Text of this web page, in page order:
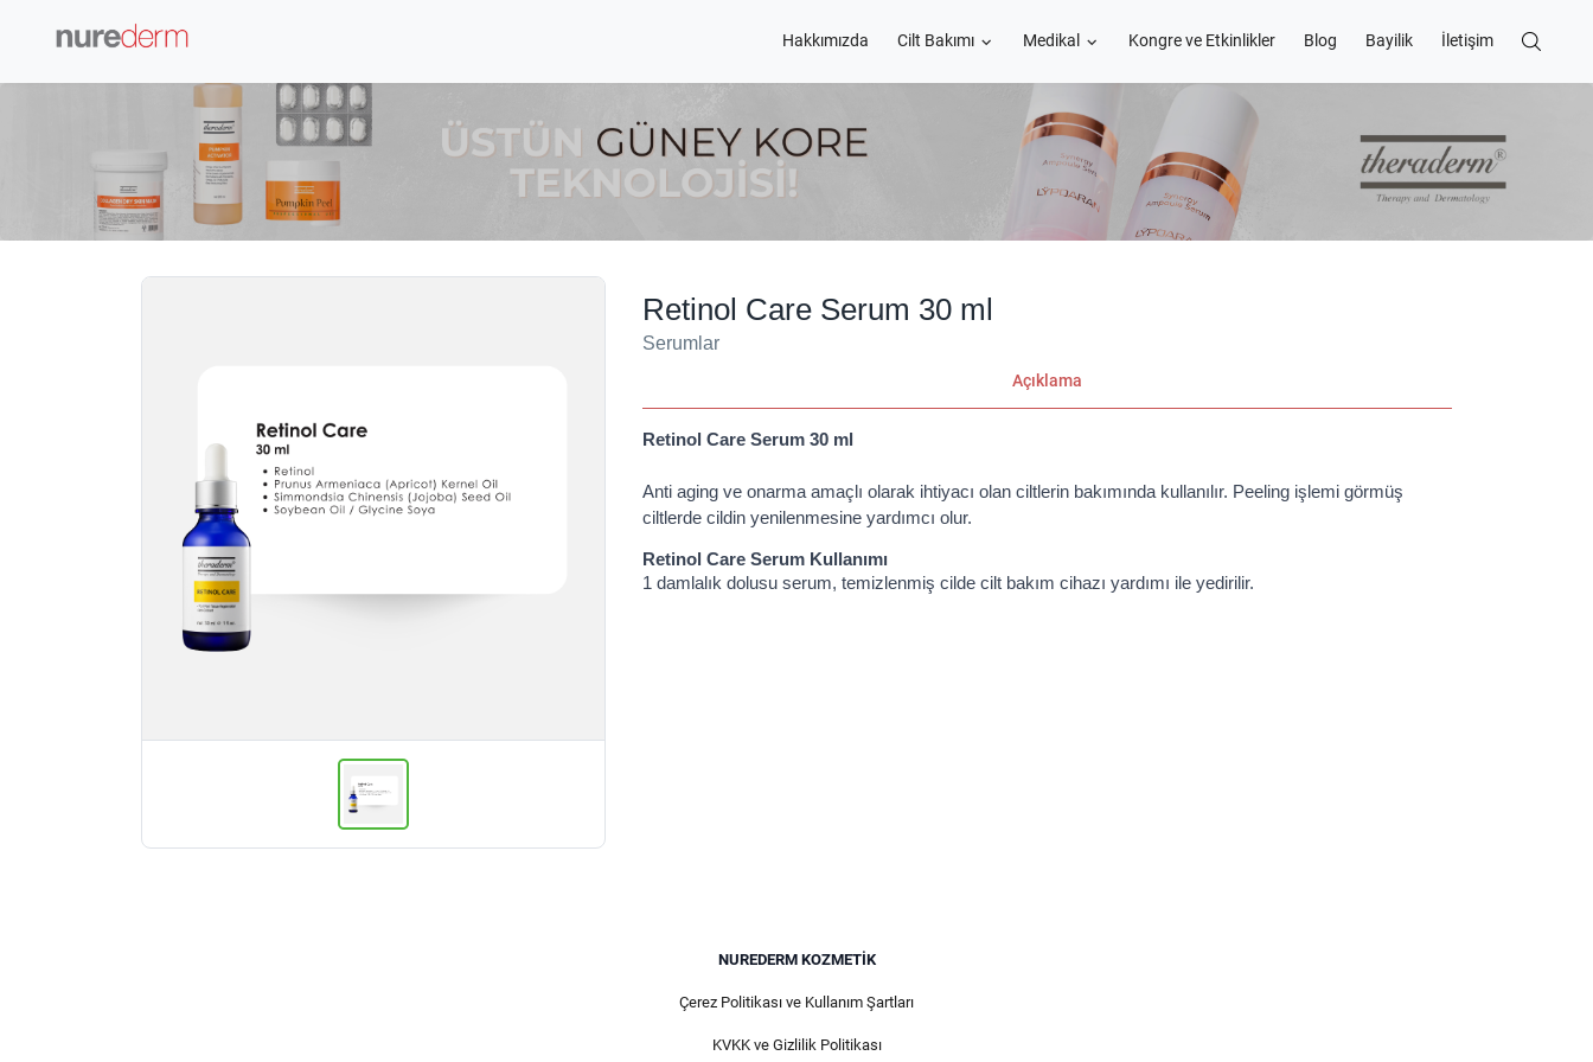
Hakkımızda Cilt Bakımı Medikal Kongre ve Etkinlikler Blog Bayilik İletişim
Retinol Care Serum 30 ml
Serumlar
Açıklama
Retinol Care Serum 30 ml
Anti aging ve onarma amaçlı olarak ihtiyacı olan ciltlerin bakımında kullanılır. Peeling işlemi görmüş
ciltlerde cildin yenilenmesine yardımcı olur.
Retinol Care Serum Kullanımı
1 damlalık dolusu serum, temizlenmiş cilde cilt bakım cihazı yardımı ile yedirilir.
NUREDERM KOZMETIK
Çerez Politikası ve Kullanım Şartları
KVKK ve Gizlilik Politikası